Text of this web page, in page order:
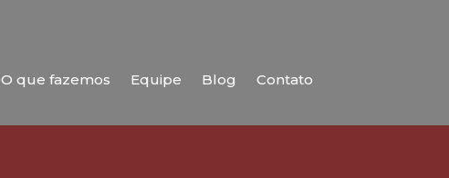
O que fazemos Equipe Blog Contato